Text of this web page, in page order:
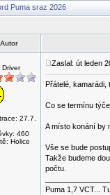
Puma sraz 2026
Autor
Driver
27.7.
460
Holice
Zaslal: út leden
Přátelé,
Co se termínu
A místo konání by
Vše se bude
Takže budeme
počtu.
Puma 1,7 VCT...